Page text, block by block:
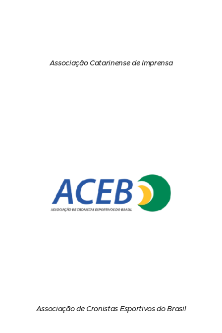
Associação Catarinense de Imprensa
Associação de Cronistas Esportivos do Brasil